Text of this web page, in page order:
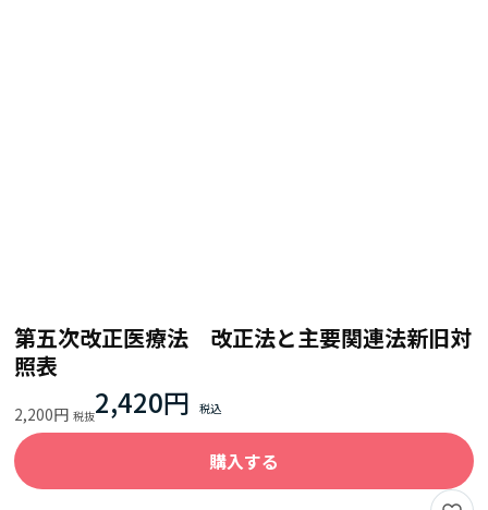
第五次改正医療法 改正法と主要関連法新旧対
照表
2,200円 2,420円
購入する